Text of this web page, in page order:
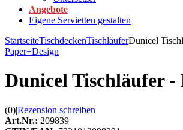
Angebote
Eigene Servietten gestalten
StartseiteTischdeckenTischläuferDunicel
Paper+Design
Dunicel Tischläufer
(0)|Rezension schreiben
Art.Nr.: 209839